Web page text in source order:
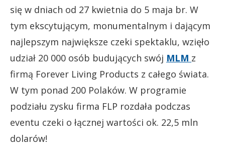
się w dniach od 27 kwietnia do 5 maja br. W
tym ekscytującym, monumentalnym i dającym
najlepszym największe czeki spektaklu, wzięło
udział 20 000 osób budujących swój MLM z
firmą Forever Living Products z całego świata.
W tym ponad 200 Polaków. W programie
podziału zysku firma FLP rozdała podczas
eventu czeki o łącznej wartości ok. 22,5 mln
dolarów!